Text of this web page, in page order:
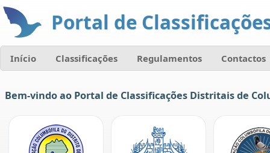
Portal de
Início Classificações Regulamentos Contactos
Bem-vindo ao Portal de Classificações Distritais de